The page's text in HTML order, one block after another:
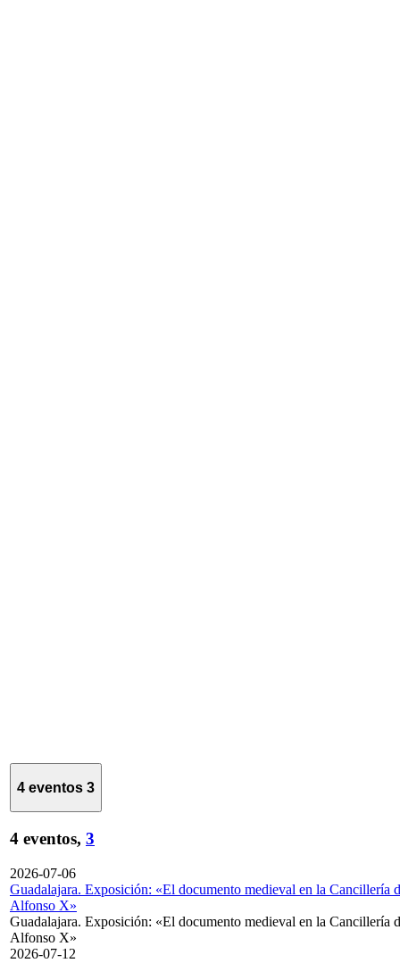
4 eventos 3
4 eventos, 3
2026-07-06
Guadalajara. Exposición: «El documento medieval en la Cancillería
Alfonso X»
Guadalajara. Exposición: «El documento medieval en la Cancillería
Alfonso X»
2026-07-12